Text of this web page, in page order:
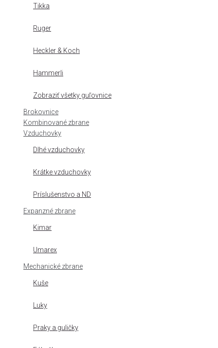
Tikka
Ruger
Heckler & Koch
Hammerli
Zobraziť všetky guľovnice
Brokovnice
Kombinované zbrane
Vzduchovky
Dlhé vzduchovky
Krátke vzduchovky
Príslušenstvo a ND
Expanzné zbrane
Kimar
Umarex
Mechanické zbrane
Kuše
Luky
Praky a guličky